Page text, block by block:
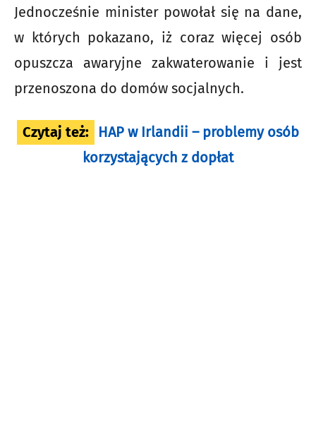
Jednocześnie minister powołał się na dane,
w których pokazano, iż coraz więcej osób
opuszcza awaryjne zakwaterowanie i jest
przenoszona do domów socjalnych.
Czytaj też:
HAP w Irlandii – problemy osób
korzystających z dopłat